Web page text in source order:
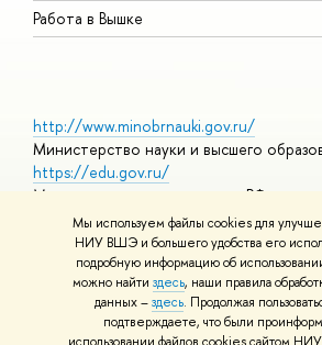
Мы используем файлы cookies для
НИУ ВШЭ и большего удобства его
подробную информацию об
можно найти здесь, наши правила
данных –здесь. Продолжая
подтверждаете, что были
Работа в Вышке
http://www.minobrnauki.gov.ru/
Министерство науки и высшего
https://edu.gov.ru/
Министерство просвещения РФ
https://elearning.hse.ru/mooc
Массовые открытые онлайн-курсы
© НИУ ВШЭ 1993–2026 Адреса и контакты
использования материалов Политика